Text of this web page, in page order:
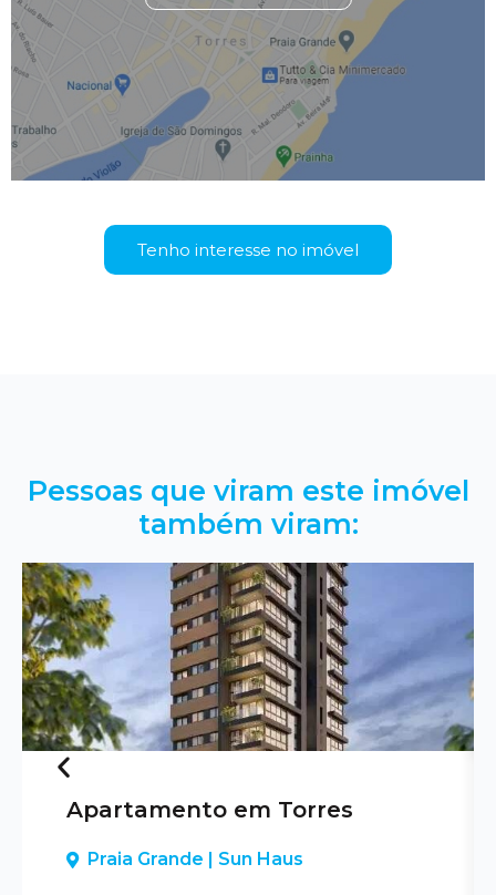
Tenho interesse no imóvel
Pessoas que viram este imóvel
também viram:
Previous
Apartamento em Torres
Praia Grande | Sun Haus